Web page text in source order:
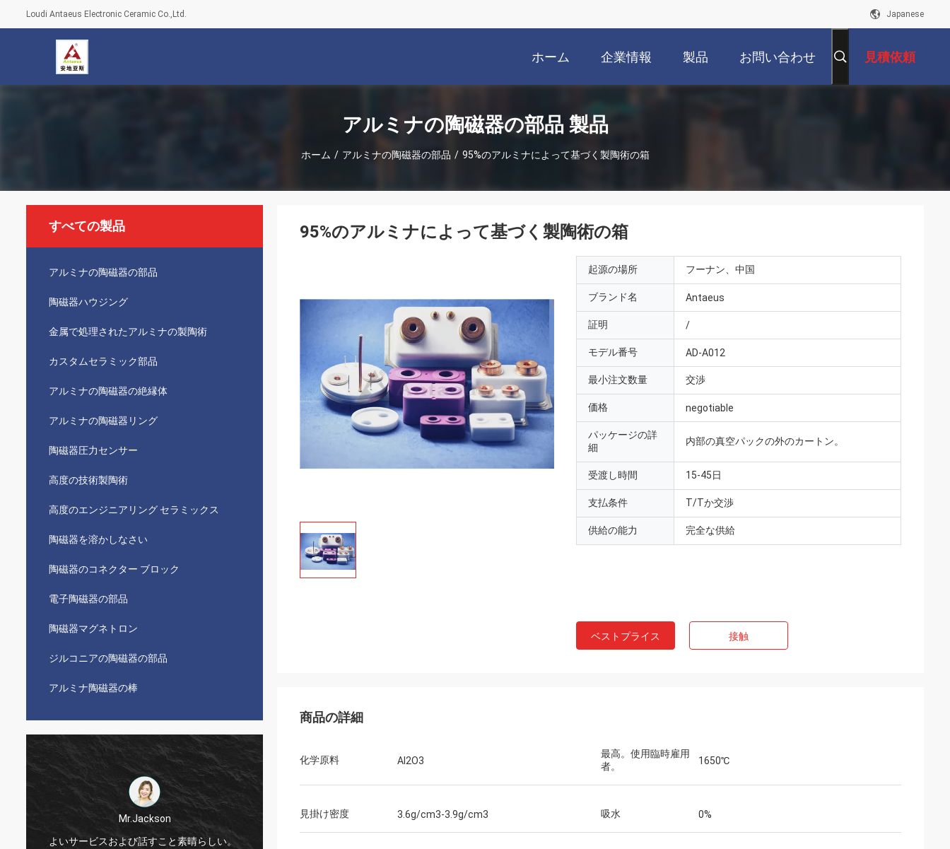
Loudi Antaeus Electronic Ceramic Co.,Ltd. Japanese
ホーム 企業情報 製品 お問い合わせ 見積依頼
アルミナの陶磁器の部品 製品
ホーム / アルミナの陶磁器の部品 / 95%のアルミナによって基づく製陶術の箱
すべての製品
アルミナの陶磁器の部品
陶磁器ハウジング
金属で処理されたアルミナの製陶術
カスタムセラミック部品
アルミナの陶磁器の絶縁体
アルミナの陶磁器リング
陶磁器圧力センサー
高度の技術製陶術
高度のエンジニアリング セラミックス
陶磁器を溶かしなさい
陶磁器のコネクター ブロック
電子陶磁器の部品
陶磁器マグネトロン
ジルコニアの陶磁器の部品
アルミナ陶磁器の棒
Mr.Jackson
よいサービスおよび話すこと素晴らしい。
Mr.Farn
95%のアルミナによって基づく製陶術の箱
起源の場所 フーナン、中国
ブランド名 Antaeus
証明 /
モデル番号 AD-A012
最小注文数量 交渉
価格 negotiable
パッケージの詳
細
内部の真空パックの外のカートン。
受渡し時間 15-45日
支払条件 T/Tか交渉
供給の能力 完全な供給
ベストプライス 接触
商品の詳細
化学原料 Al2O3
最高。使用臨時雇用
者。
1650℃
見掛け密度 3.6g/cm3-3.9g/cm3 吸水 0%